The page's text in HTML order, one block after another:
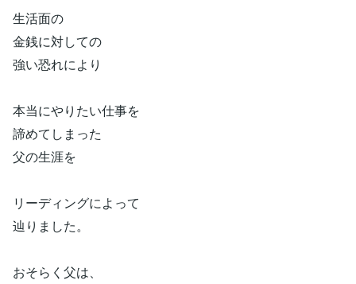
生活面の
金銭に対しての
強い恐れにより
本当にやりたい仕事を
諦めてしまった
父の生涯を
リーディングによって
辿りました。
おそらく父は、